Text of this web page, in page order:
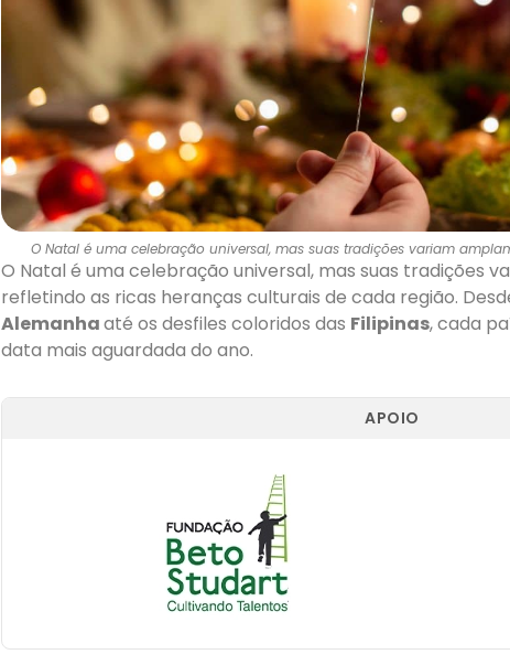
O Natal é uma celebração universal, mas suas tradições variam
O Natal é uma celebração universal, mas suas tradições
refletindo as ricas heranças culturais de cada região.
Alemanhaaté os desfiles coloridos das Filipinas, cada
data mais aguardada do ano.
APOIO